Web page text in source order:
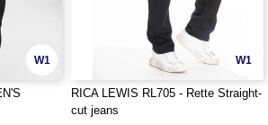
W1 W1
RICA LEWIS RL705 - Rette Straight-
cut jeans